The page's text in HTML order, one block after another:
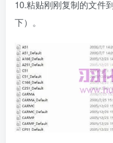
10.粘贴刚刚复制的文件
下）。